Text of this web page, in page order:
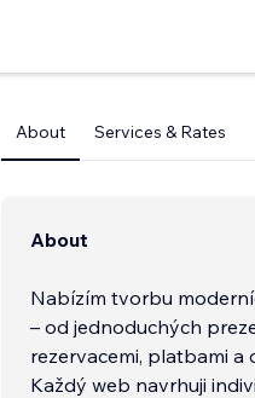
About Services & Rates
About
Nabízím tvorbu
– od jednoduchých
rezervacemi, platbami a
Každý web navrhuji